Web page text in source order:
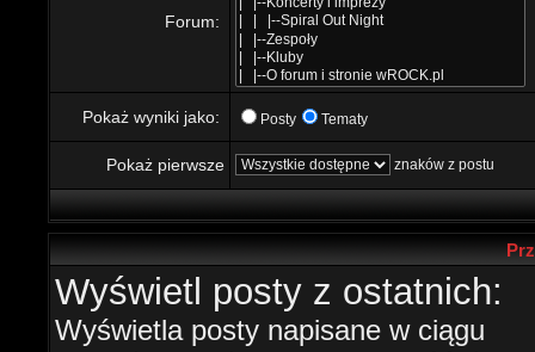
Forum:
Pokaż wyniki jako: Posty Tematy
Pokaż pierwsze znaków z postu
Wyświetl posty z ostatnich:
Wyświetla posty napisane w ciągu